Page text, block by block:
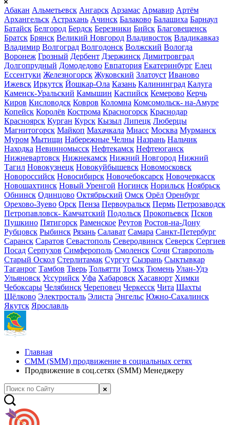
Абакан Альметьевск Ангарск Арзамас Армавир Артём
Архангельск Астрахань Ачинск Балаково Балашиха Барнаул
Батайск Белгород Бердск Березники Бийск Благовещенск
Братск Брянск Великий Новгород Владивосток Владикавказ
Владимир Волгоград Волгодонск Волжский Вологда
Воронеж Грозный Дербент Дзержинск Димитровград
Долгопрудный Домодедово Евпатория Екатеринбург Елец
Ессентуки Железногорск Жуковский Златоуст Иваново
Ижевск Иркутск Йошкар-Ола Казань Калининград Калуга
Каменск-Уральский Камышин Каспийск Кемерово Керчь
Киров Кисловодск Ковров Коломна Комсомольск- на-Амуре
Копейск Королёв Кострома Красногорск Краснодар
Красноярск Курган Курск Кызыл Липецк Люберцы
Магнитогорск Майкоп Махачкала Миасс Москва Мурманск
Муром Мытищи Набережные Челны Назрань Нальчик
Находка Невинномысск Нефтекамск Нефтеюганск
Нижневартовск Нижнекамск Нижний Новгород Нижний
Тагил Новокузнецк Новокуйбышевск Новомосковск
Новороссийск Новосибирск Новочебоксарск Новочеркасск
Новошахтинск Новый Уренгой Ногинск Норильск Ноябрьск
Обнинск Одинцово Октябрьский Омск Орёл Оренбург
Орехово-Зуево Орск Пенза Первоуральск Пермь Петрозаводск
Петропавловск- Камчатский Подольск Прокопьевск Псков
Пушкино Пятигорск Раменское Реутов Ростов-на-Дону
Рубцовск Рыбинск Рязань Салават Самара Санкт-Петербург
Саранск Саратов Севастополь Северодвинск Северск Сергиев
Посад Серпухов Симферополь Смоленск Сочи Ставрополь
Старый Оскол Стерлитамак Сургут Сызрань Сыктывкар
Таганрог Тамбов Тверь Тольятти Томск Тюмень Улан-Удэ
Ульяновск Уссурийск Уфа Хабаровск Хасавюрт Химки
Чебоксары Челябинск Череповец Черкесск Чита Шахты
Щёлково Электросталь Элиста Энгельс Южно-Сахалинск
Якутск Ярославль
Главная
СММ (SMM) продвижение в социальных сетях
Продвижение в соц.сетях (SMM) Менеджеру